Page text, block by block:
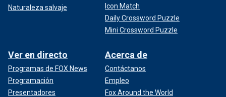
Naturaleza salvaje
Icon Match
Daily Crossword Puzzle
Mini Crossword Puzzle
Ver en directo
Programas de FOX News
Programación
Presentadores
Acerca de
Contáctanos
Empleo
Fox Around the World